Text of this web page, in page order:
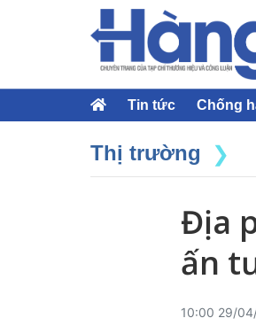
Tin tức Chống
Thị trường
Địa
ấn
10:00 29/